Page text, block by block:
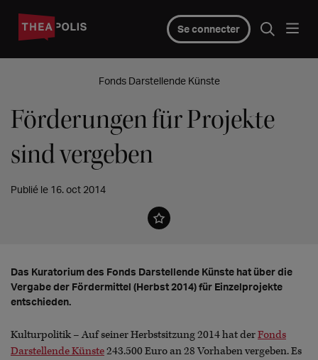
Se connecter
Fonds Darstellende Künste
Förderungen für Projekte
sind vergeben
Publié le 16. oct 2014
Das Kuratorium des Fonds Darstellende Künste hat über die
Vergabe der Fördermittel (Herbst 2014) für Einzelprojekte
entschieden.
Kulturpolitik – Auf seiner Herbstsitzung 2014 hat derFonds
Darstellende Künste243.500 Euro an 28 Vorhaben vergeben. Es